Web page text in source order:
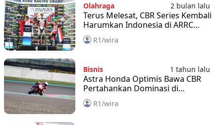
Olahraga 2 bulan lalu
Terus Melesat, CBR Series Kembali
Harumkan Indonesia di ARRC
Buriram
R1/wira
Bisnis 1 tahun lalu
Astra Honda Optimis Bawa CBR
Pertahankan Dominasi di
Mandalika Racing Series 2025
R1/wira